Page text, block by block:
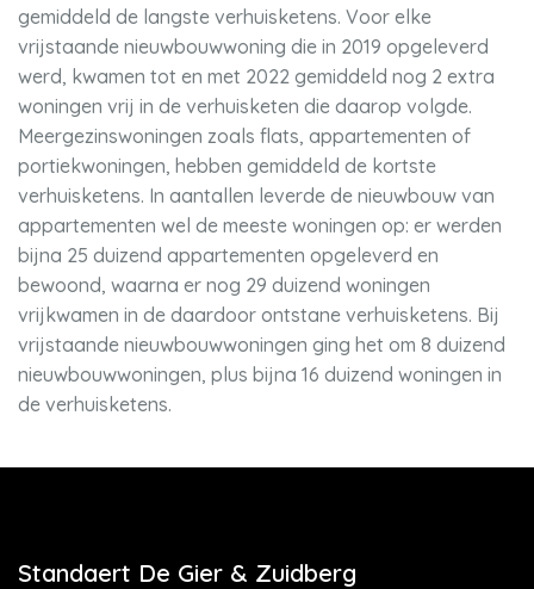
gemiddeld de langste verhuisketens. Voor elke
vrijstaande nieuwbouwwoning die in 2019 opgeleverd
werd, kwamen tot en met 2022 gemiddeld nog 2 extra
woningen vrij in de verhuisketen die daarop volgde.
Meergezinswoningen zoals flats, appartementen of
portiekwoningen, hebben gemiddeld de kortste
verhuisketens. In aantallen leverde de nieuwbouw van
appartementen wel de meeste woningen op: er werden
bijna 25 duizend appartementen opgeleverd en
bewoond, waarna er nog 29 duizend woningen
vrijkwamen in de daardoor ontstane verhuisketens. Bij
vrijstaande nieuwbouwwoningen ging het om 8 duizend
nieuwbouwwoningen, plus bijna 16 duizend woningen in
de verhuisketens.
Standaert De Gier & Zuidberg